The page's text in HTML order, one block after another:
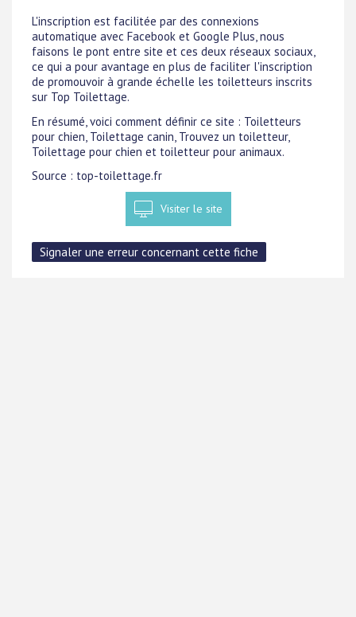
L'inscription est facilitée par des connexions
automatique avec Facebook et Google Plus, nous
faisons le pont entre site et ces deux réseaux sociaux,
ce qui a pour avantage en plus de faciliter l'inscription
de promouvoir à grande échelle les toiletteurs inscrits
sur Top Toilettage.
En résumé, voici comment définir ce site : Toiletteurs
pour chien, Toilettage canin, Trouvez un toiletteur,
Toilettage pour chien et toiletteur pour animaux.
Source : top-toilettage.fr
Visiter le site